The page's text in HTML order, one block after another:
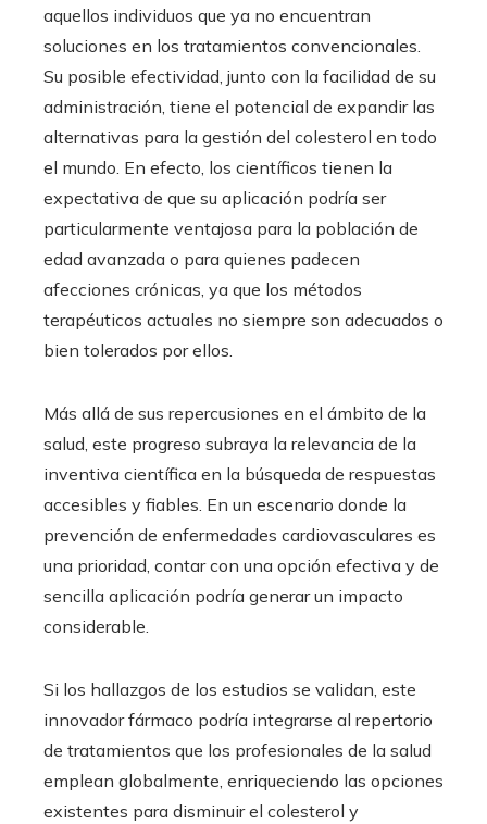
aquellos individuos que ya no encuentran
soluciones en los tratamientos convencionales.
Su posible efectividad, junto con la facilidad de su
administración, tiene el potencial de expandir las
alternativas para la gestión del colesterol en todo
el mundo. En efecto, los científicos tienen la
expectativa de que su aplicación podría ser
particularmente ventajosa para la población de
edad avanzada o para quienes padecen
afecciones crónicas, ya que los métodos
terapéuticos actuales no siempre son adecuados o
bien tolerados por ellos.
Más allá de sus repercusiones en el ámbito de la
salud, este progreso subraya la relevancia de la
inventiva científica en la búsqueda de respuestas
accesibles y fiables. En un escenario donde la
prevención de enfermedades cardiovasculares es
una prioridad, contar con una opción efectiva y de
sencilla aplicación podría generar un impacto
considerable.
Si los hallazgos de los estudios se validan, este
innovador fármaco podría integrarse al repertorio
de tratamientos que los profesionales de la salud
emplean globalmente, enriqueciendo las opciones
existentes para disminuir el colesterol y